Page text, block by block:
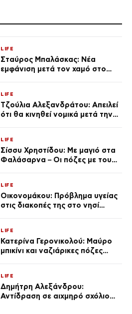
LIFE
Σταύρος Μπαλάσκας: Νέα
εμφάνιση μετά τον χαμό στο
LIFE
Τζούλια Αλεξανδράτου: Απειλεί
ότι θα κινηθεί νομικά μετά την
LIFE
Σίσσυ Χρηστίδου: Με μαγιό στα
Φαλάσαρνα – Οι πόζες με τους
LIFE
Οικονομάκου: Πρόβλημα υγείας
στις διακοπές της στο νησί
LIFE
Κατερίνα Γερονικολού: Μαύρο
μπικίνι και ναζιάρικες πόζες
LIFE
Δημήτρη Αλεξάνδρου:
Αντίδραση σε αιχμηρό σχόλιο